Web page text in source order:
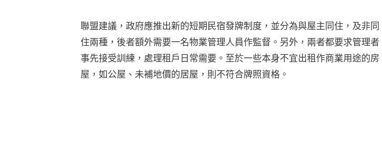
聯盟建議，政府應推出新的短期民宿發牌制度，並分為與屋主同住，及非同
住兩種，後者額外需要一名物業管理人員作監督。另外，兩者都要求管理者
事先接受訓練，處理租戶日常需要。至於一些本身不宜出租作商業用途的房
屋，如公屋、未補地價的居屋，則不符合牌照資格。